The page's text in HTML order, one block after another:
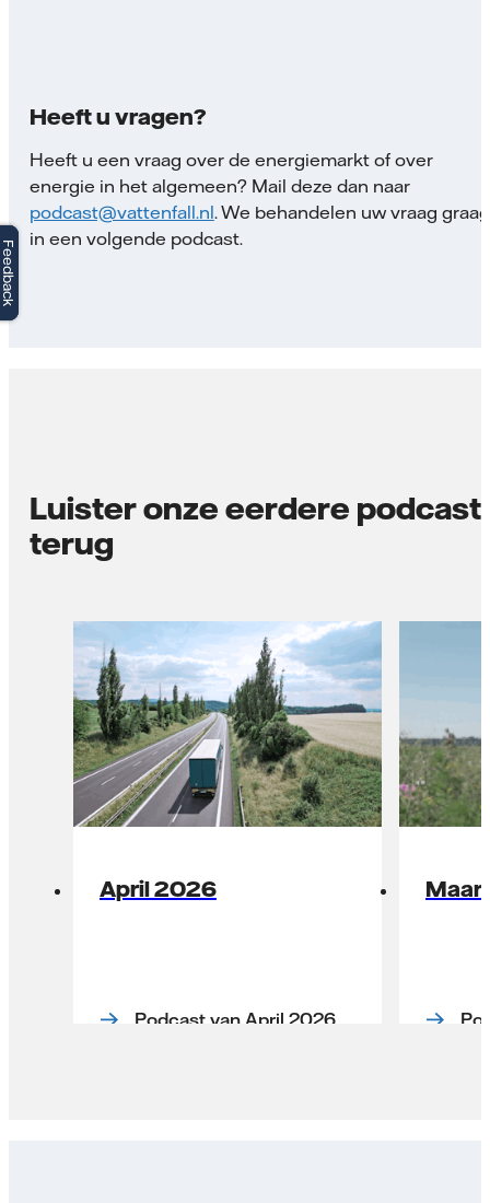
Heeft u vragen?
Heeft u een vraag over de energiemarkt of over
energie in het algemeen? Mail deze dan naar
podcast@vattenfall.nl. We behandelen uw vraag graag
in een volgende podcast.
Luister onze eerdere
terug
April 2026
Podcast van April 2026
Feedback
Feedback